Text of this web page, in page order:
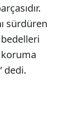
sürdüren
bedelleri
dedi.